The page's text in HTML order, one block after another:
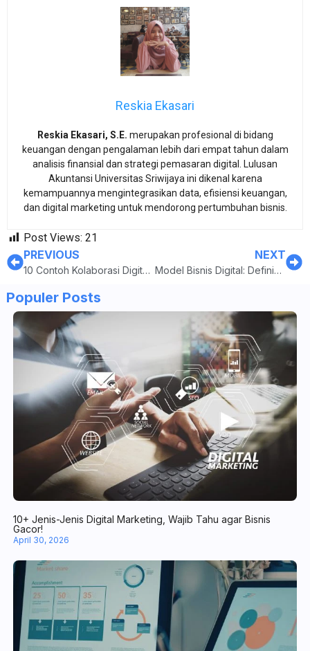
Reskia Ekasari
Reskia Ekasari, S.E. merupakan profesional di bidang
keuangan dengan pengalaman lebih dari empat tahun dalam
analisis finansial dan strategi pemasaran digital. Lulusan
Akuntansi Universitas Sriwijaya ini dikenal karena
kemampuannya mengintegrasikan data, efisiensi keuangan,
dan digital marketing untuk mendorong pertumbuhan bisnis.
Post Views: 21
PREVIOUS
10 Contoh Kolaborasi Digital dari Sekolah hingga Bisnis
NEXT
Model Bisnis Digital: Definisi, Karakteristik, dan Jenisnya
Populer Posts
10+ Jenis-Jenis Digital Marketing, Wajib Tahu agar Bisnis Gacor!
April 30, 2026